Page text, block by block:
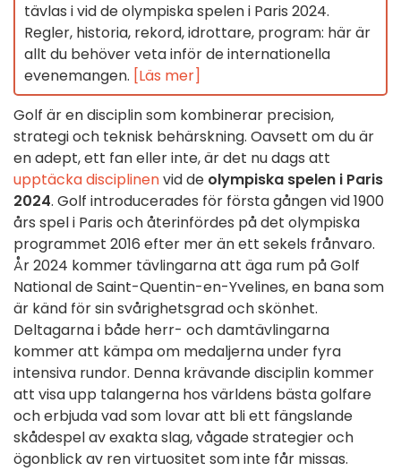
tävlas i vid de olympiska spelen i Paris 2024.
Regler, historia, rekord, idrottare, program: här är
allt du behöver veta inför de internationella
evenemangen. [Läs mer]
Golf är en disciplin som kombinerar precision,
strategi och teknisk behärskning. Oavsett om du är
en adept, ett fan eller inte, är det nu dags att
upptäcka disciplinenvid de olympiska spelen i Paris
2024. Golf introducerades för första gången vid 1900
års spel i Paris och återinfördes på det olympiska
programmet 2016 efter mer än ett sekels frånvaro.
År 2024 kommer tävlingarna att äga rum på Golf
National de Saint-Quentin-en-Yvelines, en bana som
är känd för sin svårighetsgrad och skönhet.
Deltagarna i både herr- och damtävlingarna
kommer att kämpa om medaljerna under fyra
intensiva rundor. Denna krävande disciplin kommer
att visa upp talangerna hos världens bästa golfare
och erbjuda vad som lovar att bli ett fängslande
skådespel av exakta slag, vågade strategier och
ögonblick av ren virtuositet som inte får missas.